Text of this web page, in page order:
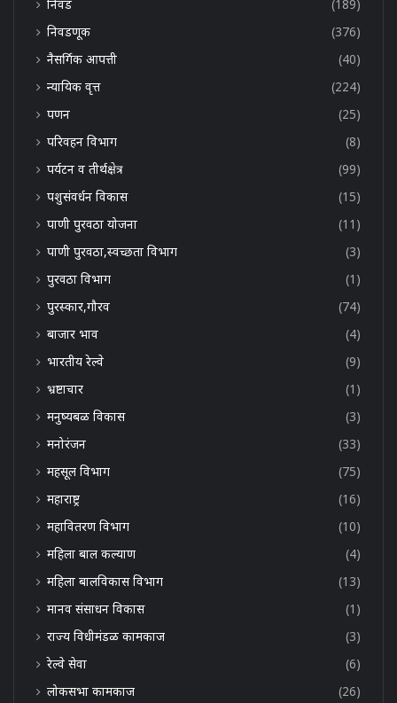
निवड
(189)
निवडणूक
(376)
नैसर्गिक आपत्ती
(40)
न्यायिक वृत्त
(224)
पणन
(25)
परिवहन विभाग
(8)
पर्यटन व तीर्थक्षेत्र
(99)
पशुसंवर्धन विकास
(15)
पाणी पुरवठा योजना
(11)
पाणी पुरवठा,स्वच्छता विभाग
(3)
पुरवठा विभाग
(1)
पुरस्कार,गौरव
(74)
बाजार भाव
(4)
भारतीय रेल्वे
(9)
भ्रष्टाचार
(1)
मनुष्यबळ विकास
(3)
मनोरंजन
(33)
महसूल विभाग
(75)
महाराष्ट्र
(16)
महावितरण विभाग
(10)
महिला बाल कल्याण
(4)
महिला बालविकास विभाग
(13)
मानव संसाधन विकास
(1)
राज्य विधीमंडळ कामकाज
(3)
रेल्वे सेवा
(6)
लोकसभा कामकाज
(26)